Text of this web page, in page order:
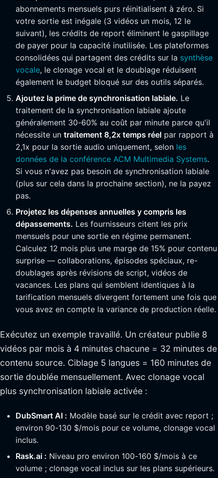
abonnements mensuels purs réinitialisent à zéro. Si
votre sortie est inégale (3 vidéos un mois, 12 le
suivant), les crédits de report éliminent le gaspillage
de payer pour la capacité inutilisée. Les plateformes
consolidées qui partagent des crédits sur la synthèse
vocale, le clonage vocal et le doublage réduisent
également le budget bloqué sur des outils séparés.
Ajoutez la prime de synchronisation labiale. Le
traitement de la synchronisation labiale ajoute
généralement 30-60% au coût par minute parce qu'il
nécessite un traitement 8,2x temps réel par rapport à
2,1x pour la sortie audio uniquement, selon les
données de la conférence ACM Multimedia Systems.
Si vous n'avez pas besoin de synchronisation labiale
(plus sur cela dans la prochaine section), ne la payez
pas.
Projetez les dépenses annuelles y compris les
dépassements. Les fournisseurs citent les prix
mensuels pour une sortie en régime permanent.
Calculez 12 mois plus une marge de 15% pour contenu
surprise — collaborations, épisodes spéciaux, re-
doublages après révisions de script, vidéos de
vacances. Les plans qui semblent identiques à la
tarification mensuels divergent fortement une fois que
vous avez en compte la variance de production réelle.
Exécutez un exemple travaillé. Un créateur publie 8
vidéos par mois à 4 minutes chacune = 32 minutes de
contenu source. Ciblage 5 langues = 160 minutes de
sortie doublée mensuellement. Avec clonage vocal
plus synchronisation labiale activée :
DubSmart AI : Modèle basé sur le crédit avec report ;
environ 90-130 $/mois pour ce volume, clonage vocal
inclus.
Rask.ai : Niveau pro environ 100-160 $/mois à ce
volume ; clonage vocal inclus sur les plans supérieurs.